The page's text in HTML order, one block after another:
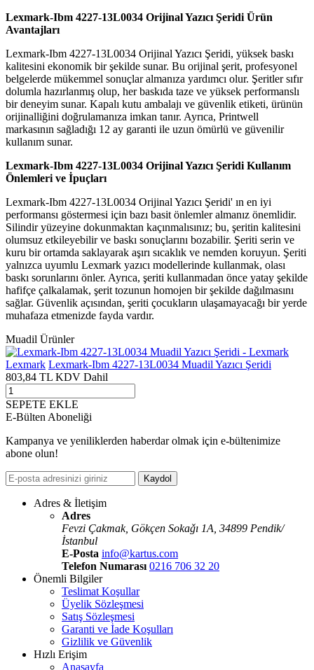
Lexmark-Ibm 4227-13L0034 Orijinal Yazıcı Şeridi Ürün
Avantajları
Lexmark-Ibm 4227-13L0034 Orijinal Yazıcı Şeridi, yüksek baskı
kalitesini ekonomik bir şekilde sunar. Bu orijinal şerit, profesyonel
belgelerde mükemmel sonuçlar almanıza yardımcı olur. Şeritler sıfır
dolumla hazırlanmış olup, her baskıda taze ve yüksek performanslı
bir deneyim sunar. Kapalı kutu ambalajı ve güvenlik etiketi, ürünün
orijinalliğini doğrulamanıza imkan tanır. Ayrıca, Printwell
markasının sağladığı 12 ay garanti ile uzun ömürlü ve güvenilir
kullanım sunar.
Lexmark-Ibm 4227-13L0034 Orijinal Yazıcı Şeridi Kullanım
Önlemleri ve İpuçları
Lexmark-Ibm 4227-13L0034 Orijinal Yazıcı Şeridi' ın en iyi
performansı göstermesi için bazı basit önlemler almanız önemlidir.
Silindir yüzeyine dokunmaktan kaçınmalısınız; bu, şeritin kalitesini
olumsuz etkileyebilir ve baskı sonuçlarını bozabilir. Şeriti serin ve
kuru bir ortamda saklayarak aşırı sıcaklık ve nemden koruyun. Şeriti
yalnızca uyumlu Lexmark yazıcı modellerinde kullanmak, olası
baskı sorunlarını önler. Ayrıca, şeriti kullanmadan önce yatay şekilde
hafifçe çalkalamak, şerit tozunun homojen bir şekilde dağılmasını
sağlar. Güvenlik açısından, şeriti çocukların ulaşamayacağı bir yerde
muhafaza etmenizde fayda vardır.
Muadil Ürünler
Lexmark Lexmark-Ibm 4227-13L0034 Muadil Yazıcı Şeridi
803,84 TL KDV Dahil
SEPETE EKLE
E-Bülten Aboneliği
Kampanya ve yeniliklerden haberdar olmak için e-bültenimize
abone olun!
Kaydol
Adres & İletişim
Adres
Fevzi Çakmak, Gökçen Sokaǧı 1A, 34899 Pendik/
İstanbul
E-Posta info@kartus.com
Telefon Numarası 0216 706 32 20
Önemli Bilgiler
Teslimat Koşullar
Üyelik Sözleşmesi
Satış Sözleşmesi
Garanti ve İade Koşulları
Gizlilik ve Güvenlik
Hızlı Erişim
Anasayfa